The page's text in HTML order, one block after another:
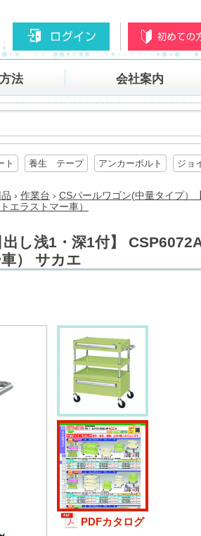
法 会社案内
ト 養生 テープ アンカーボルト ジョ
› 作業台 › CSパールワゴン(中量タイプ）
エラストマー車）
し浅1・深1付】
） サカエ
PDFカタログ